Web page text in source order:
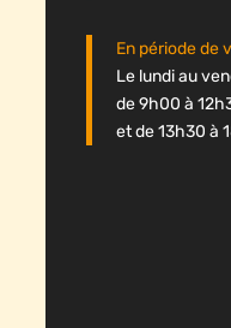
En période de
Le lundi au
de 9h00 à
et de 13h30 à